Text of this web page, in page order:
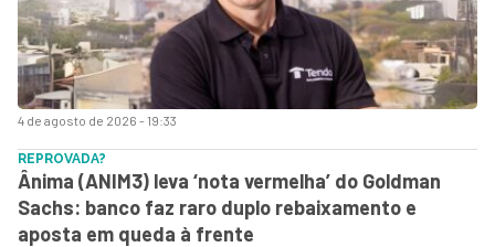
4 de agosto de 2026 - 19:33
REPROVADA?
Ânima (ANIM3) leva ‘nota vermelha’ do Goldman
Sachs: banco faz raro duplo rebaixamento e
aposta em queda à frente